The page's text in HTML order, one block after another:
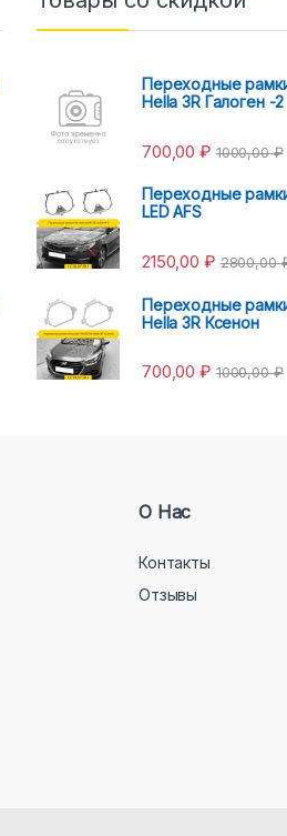
Переходные
Hella 3R Галоген -2
700,00₽ 1000,00₽
Переходные
LED AFS
2150,00 ₽ 2800,00
Переходные
Hella 3R Ксенон
700,00₽ 1000,00₽
О Нас
Контакты
Отзывы